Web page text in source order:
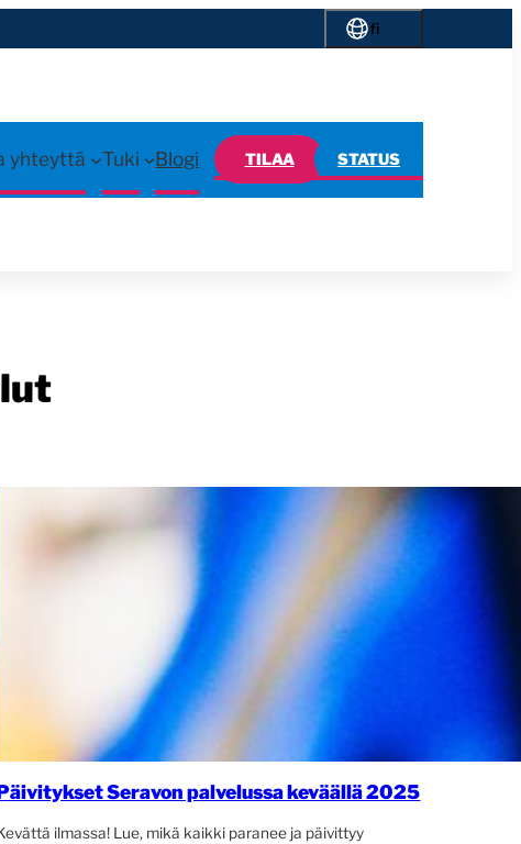
fi
yhteyttä Tuki Blogi TILAA STATUS
Seravon palvelussa keväällä 2025
ilmassa! Lue, mikä kaikki paranee ja päivittyy